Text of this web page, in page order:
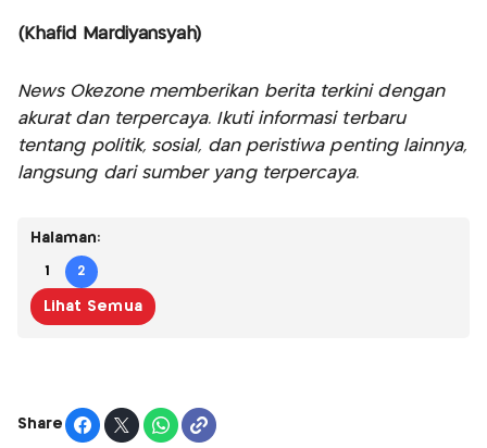
(Khafid Mardiyansyah)
News Okezone memberikan berita terkini dengan
akurat dan terpercaya. Ikuti informasi terbaru
tentang politik, sosial, dan peristiwa penting lainnya,
langsung dari sumber yang terpercaya.
Halaman:
1 2
Lihat Semua
Share